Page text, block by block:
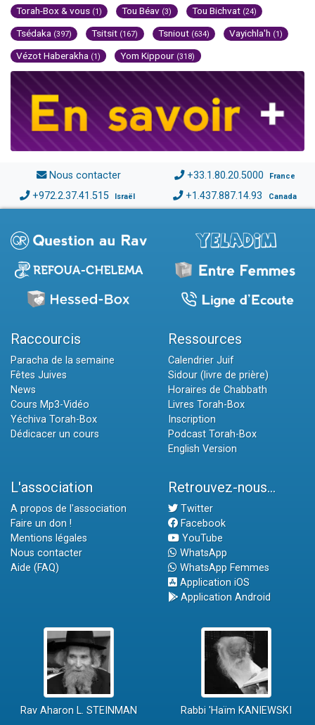
Torah-Box & vous (1) Tou Béav (3) Tou Bichvat (24)
Tsédaka (397) Tsitsit (167) Tsniout (634) Vayichla'h (1)
Vézot Haberakha (1) Yom Kippour (318)
Nous contacter +33.1.80.20.5000 France
+972.2.37.41.515 Israël +1.437.887.14.93 Canada
Raccourcis
Paracha de la semaine
Fêtes Juives
News
Cours Mp3-Vidéo
Yéchiva Torah-Box
Dédicacer un cours
Ressources
Calendrier Juif
Sidour (livre de prière)
Horaires de Chabbath
Livres Torah-Box
Inscription
Podcast Torah-Box
English Version
L'association
A propos de l'association
Faire un don !
Mentions légales
Nous contacter
Aide (FAQ)
Retrouvez-nous...
Twitter
Facebook
YouTube
WhatsApp
WhatsApp Femmes
Application iOS
Application Android
Rav Aharon L. STEINMAN Rabbi 'Haïm KANIEWSKI